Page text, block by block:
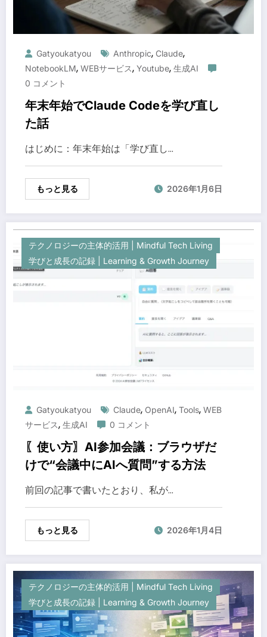
Gatyoukatyou Anthropic, Claude,
NotebookLM, WEBサービス, Youtube, 生成AI
0 コメント
年末年始でClaude Codeを学び直し
た話
はじめに：年末年始は「学び直し…
もっと見る 2026年1月6日
テクノロジーの主体的活用 | Mindful Tech Living
学びと成長の記録 | Learning & Growth Journey
Gatyoukatyou Claude, OpenAI, Tools, WEB
サービス, 生成AI 0 コメント
〖使い方〗AI参加会議：ブラウザだ
けで“会議中にAIへ質問”する方法
前回の記事で書いたとおり、私が…
もっと見る 2026年1月4日
テクノロジーの主体的活用 | Mindful Tech Living
学びと成長の記録 | Learning & Growth Journey